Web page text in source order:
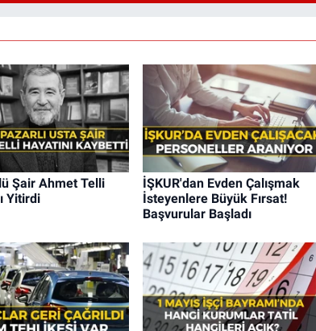
Şair Ahmet Telli
Yitirdi
İŞKUR'dan Evden Çalışmak
İsteyenlere Büyük Fırsat!
Başvurular Başladı